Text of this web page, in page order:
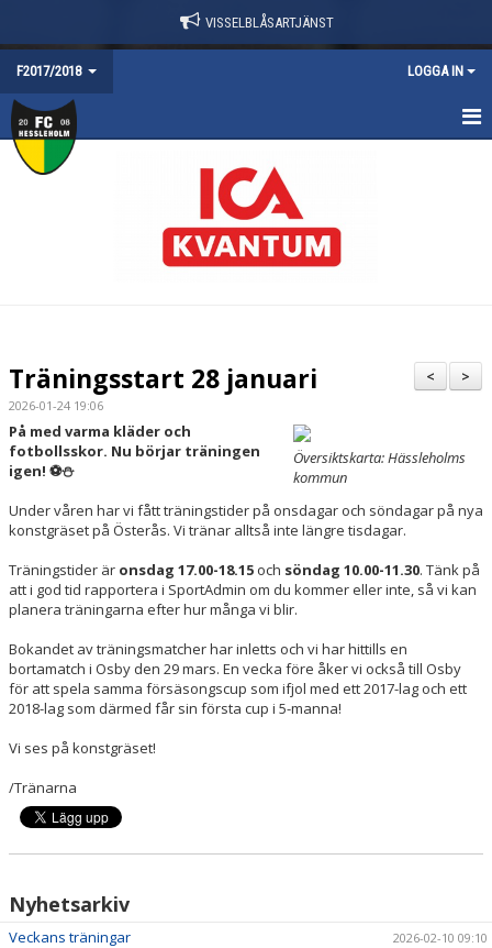
VISSELBLÅSARTJÄNST
F2017/2018 LOGGA IN
HEM
DOKUMENT
>
<
Träningsstart 28 januari
2026-01-24 19:06
Översiktskarta: Hässleholms
kommun
På med varma kläder och
fotbollsskor. Nu börjar träningen
igen! ⚽⛄
Under våren har vi fått träningstider på onsdagar och söndagar på nya
konstgräset på Österås. Vi tränar alltså inte längre tisdagar.
Träningstider är onsdag 17.00-18.15 och söndag 10.00-11.30. Tänk på
att i god tid rapportera i SportAdmin om du kommer eller inte, så vi kan
planera träningarna efter hur många vi blir.
Bokandet av träningsmatcher har inletts och vi har hittills en
bortamatch i Osby den 29 mars. En vecka före åker vi också till Osby
för att spela samma försäsongscup som ifjol med ett 2017-lag och ett
2018-lag som därmed får sin första cup i 5-manna!
Vi ses på konstgräset!
/Tränarna
Nyhetsarkiv
Veckans träningar 2026-02-10 09:10